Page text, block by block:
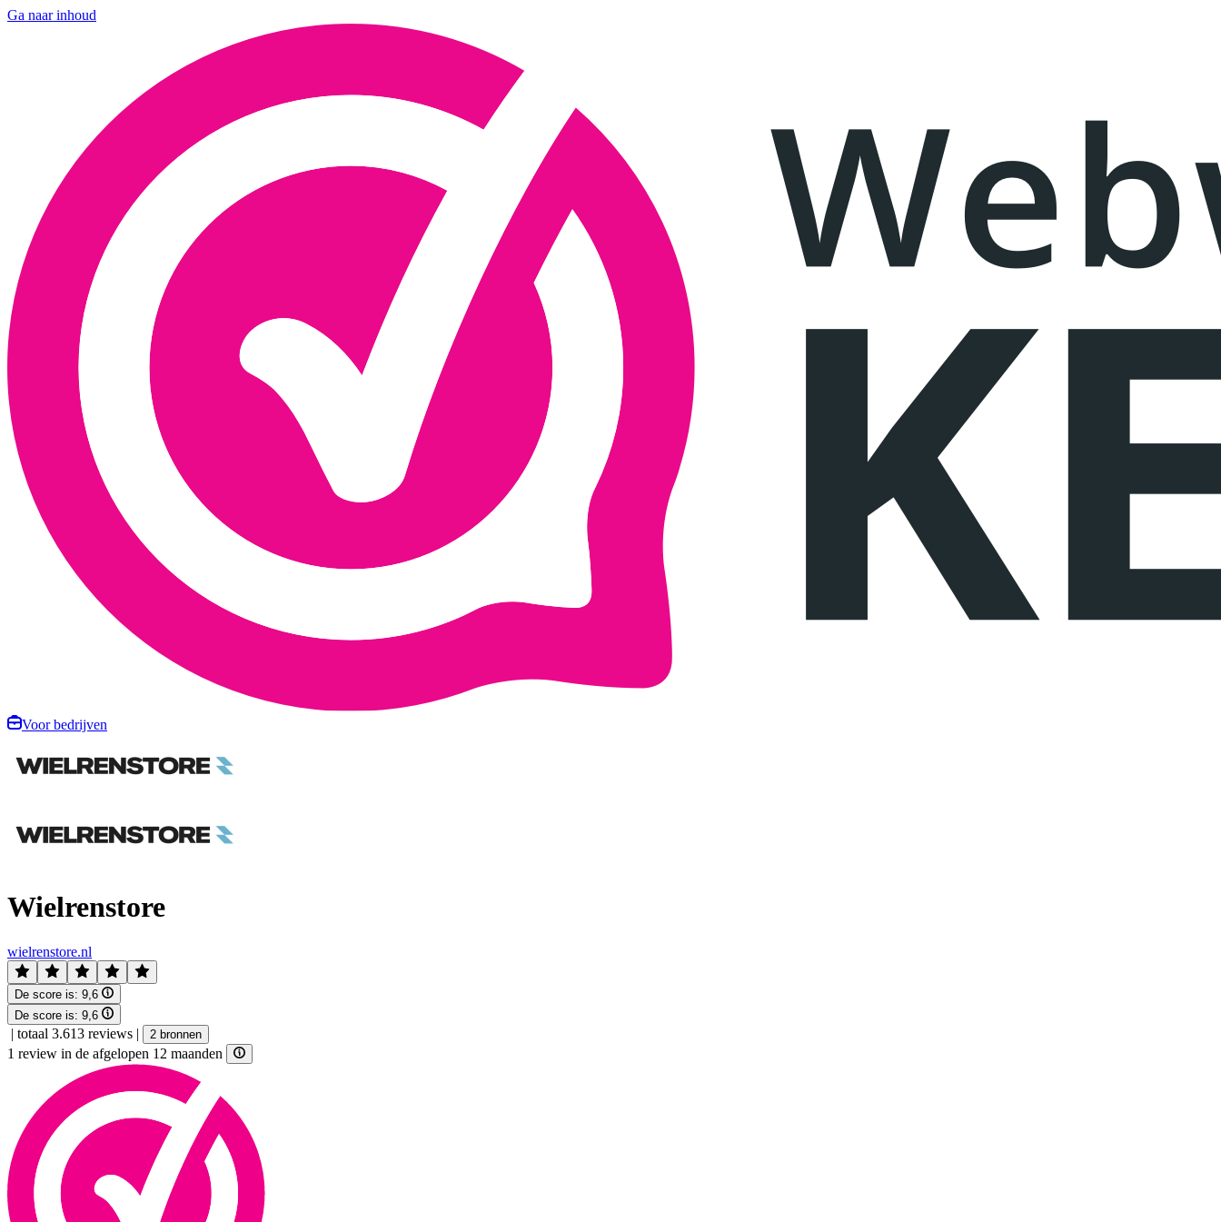
Ga naar inhoud
Voor bedrijven
Wielrenstore
wielrenstore.nl
De score is: 9,6
De score is: 9,6
| totaal 3.613 reviews | 2 bronnen
1 review in de afgelopen 12 maanden